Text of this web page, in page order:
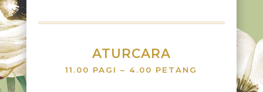
ATURCARA
11.00 PAGI – 4.00 PETANG